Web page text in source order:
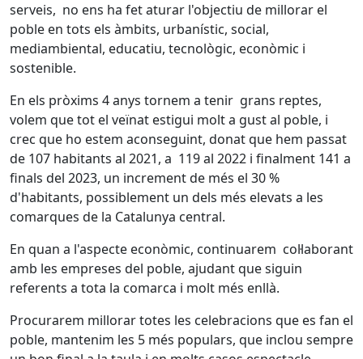
serveis, no ens ha fet aturar l'objectiu de millorar el
poble en tots els àmbits, urbanístic, social,
mediambiental, educatiu, tecnològic, econòmic i
sostenible.
En els pròxims 4 anys tornem a tenir grans reptes,
volem que tot el veïnat estigui molt a gust al poble, i
crec que ho estem aconseguint, donat que hem passat
de 107 habitants al 2021, a 119 al 2022 i finalment 141 a
finals del 2023, un increment de més el 30 %
d'habitants, possiblement un dels més elevats a les
comarques de la Catalunya central.
En quan a l'aspecte econòmic, continuarem col·laborant
amb les empreses del poble, ajudant que siguin
referents a tota la comarca i molt més enllà.
Procurarem millorar totes les celebracions que es fan el
poble, mantenim les 5 més populars, que inclou sempre